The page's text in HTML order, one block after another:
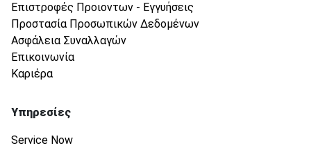
Επιστροφές Προιοντων - Εγγυήσεις
Προστασία Προσωπικών Δεδομένων
Ασφάλεια Συναλλαγών
Επικοινωνία
Καριέρα
Υπηρεσίες
Service Now